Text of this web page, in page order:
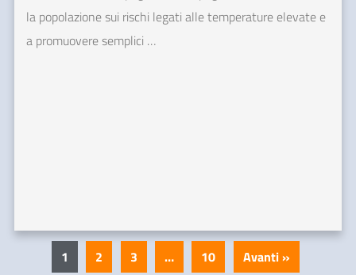
la popolazione sui rischi legati alle temperature elevate e
a promuovere semplici …
1 2 3 … 10 Avanti »